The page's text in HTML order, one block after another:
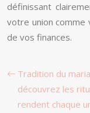
définissant
votre union
de vos finances.
Tradition du
découvrez les
rendent chaque